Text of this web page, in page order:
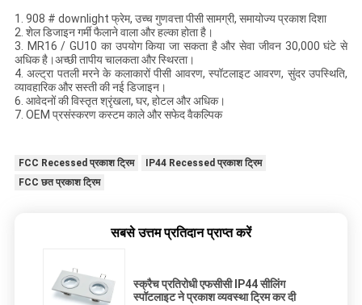
1. 908 # downlight फ्रेम, उच्च गुणवत्ता पीसी सामग्री, समायोज्य प्रकाश दिशा
2. शेल डिजाइन गर्मी फैलाने वाला और हल्का होता है।
3. MR16 / GU10 का उपयोग किया जा सकता है और सेवा जीवन 30,000 घंटे से
अधिक है।अच्छी तापीय चालकता और स्थिरता।
4. अल्ट्रा पतली मरने के कलाकारों पीसी आवरण, स्पॉटलाइट आवरण, सुंदर उपस्थिति,
व्यावहारिक और सस्ती की नई डिजाइन।
6. आवेदनों की विस्तृत श्रृंखला, घर, होटल और अधिक।
7. OEM प्रसंस्करण कस्टम काले और सफेद वैकल्पिक
FCC Recessed प्रकाश ट्रिम
IP44 Recessed प्रकाश ट्रिम
FCC छत प्रकाश ट्रिम
सबसे उत्तम प्रतिदान प्राप्त करें
स्क्रैच प्रतिरोधी एफसीसी IP44 सीलिंग
स्पॉटलाइट ने प्रकाश व्यवस्था ट्रिम कर दी